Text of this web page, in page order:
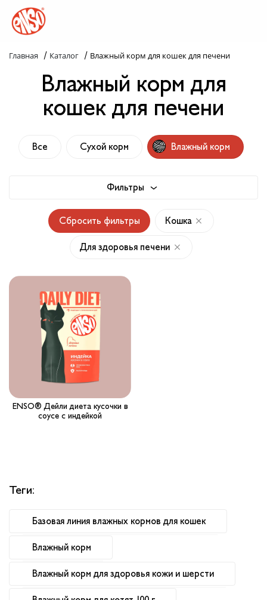
Назад в лапки
Попробуй пойми!
Главная / Каталог / Влажный корм для кошек для печени
Влажный корм для
кошек для печени
Все Сухой корм Влажный корм
Фильтры
Сбросить фильтры Кошка
Для здоровья печени
ENSO® Дейли диета кусочки в
соусе с индейкой
Теги:
Базовая линия влажных кормов для кошек
Влажный корм
Влажный корм для здоровья кожи и шерсти